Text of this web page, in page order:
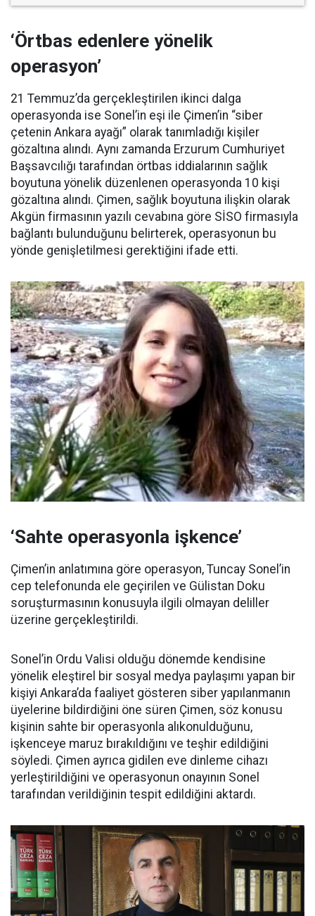
‘Örtbas edenlere yönelik
operasyon’
21 Temmuz’da gerçekleştirilen ikinci dalga
operasyonda ise Sonel’in eşi ile Çimen’in “siber
çetenin Ankara ayağı” olarak tanımladığı kişiler
gözaltına alındı. Aynı zamanda Erzurum Cumhuriyet
Başsavcılığı tarafından örtbas iddialarının sağlık
boyutuna yönelik düzenlenen operasyonda 10 kişi
gözaltına alındı. Çimen, sağlık boyutuna ilişkin olarak
Akgün firmasının yazılı cevabına göre SİSO firmasıyla
bağlantı bulunduğunu belirterek, operasyonun bu
yönde genişletilmesi gerektiğini ifade etti.
‘Sahte operasyonla işkence’
Çimen’in anlatımına göre operasyon, Tuncay Sonel’in
cep telefonunda ele geçirilen ve Gülistan Doku
soruşturmasının konusuyla ilgili olmayan deliller
üzerine gerçekleştirildi.
Sonel’in Ordu Valisi olduğu dönemde kendisine
yönelik eleştirel bir sosyal medya paylaşımı yapan bir
kişiyi Ankara’da faaliyet gösteren siber yapılanmanın
üyelerine bildirdiğini öne süren Çimen, söz konusu
kişinin sahte bir operasyonla alıkonulduğunu,
işkenceye maruz bırakıldığını ve teşhir edildiğini
söyledi. Çimen ayrıca gidilen eve dinleme cihazı
yerleştirildiğini ve operasyonun onayının Sonel
tarafından verildiğinin tespit edildiğini aktardı.